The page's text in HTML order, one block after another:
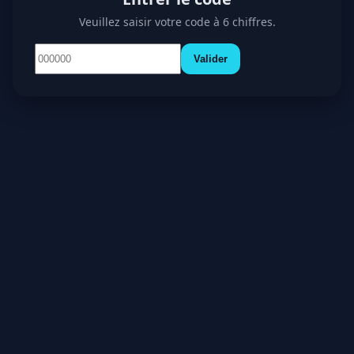
Veuillez saisir votre code à 6 chiffres.
Valider